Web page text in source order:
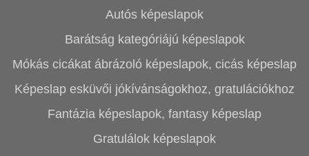
Autós képeslapok
Barátság kategóriájú képeslapok
Mókás cicákat ábrázoló képeslapok, cicás képeslap
Képeslap esküvői jókívánságokhoz, gratulációkhoz
Fantázia képeslapok, fantasy képeslap
Gratulálok képeslapok